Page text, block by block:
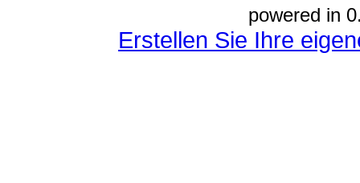
powered in
Erstellen Sie Ihre